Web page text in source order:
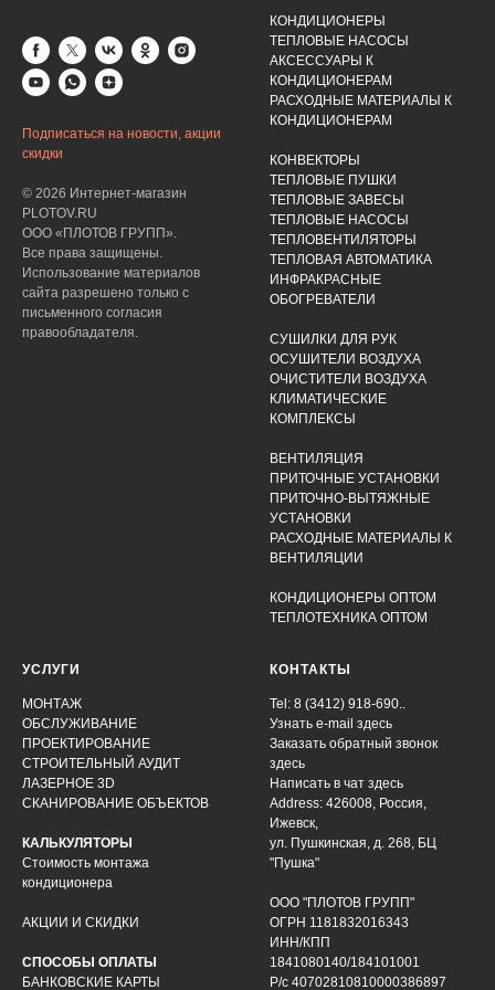
Подписаться на новости, акции
скидки
© 2026 Интернет-магазин
PLOTOV.RU
ООО «ПЛОТОВ ГРУПП».
Все права защищены.
Использование материалов
сайта разрешено только с
письменного согласия
правообладателя.
КОНДИЦИОНЕРЫ
ТЕПЛОВЫЕ НАСОСЫ
АКСЕССУАРЫ К
КОНДИЦИОНЕРАМ
РАСХОДНЫЕ МАТЕРИАЛЫ К
КОНДИЦИОНЕРАМ
КОНВЕКТОРЫ
ТЕПЛОВЫЕ ПУШКИ
ТЕПЛОВЫЕ ЗАВЕСЫ
ТЕПЛОВЫЕ НАСОСЫ
ТЕПЛОВЕНТИЛЯТОРЫ
ТЕПЛОВАЯ АВТОМАТИКА
ИНФРАКРАСНЫЕ
ОБОГРЕВАТЕЛИ
СУШИЛКИ ДЛЯ РУК
ОСУШИТЕЛИ ВОЗДУХА
ОЧИСТИТЕЛИ ВОЗДУХА
КЛИМАТИЧЕСКИЕ
КОМПЛЕКСЫ
ВЕНТИЛЯЦИЯ
ПРИТОЧНЫЕ УСТАНОВКИ
ПРИТОЧНО-ВЫТЯЖНЫЕ
УСТАНОВКИ
РАСХОДНЫЕ МАТЕРИАЛЫ К
ВЕНТИЛЯЦИИ
КОНДИЦИОНЕРЫ ОПТОМ
ТЕПЛОТЕХНИКА ОПТОМ
УСЛУГИ
МОНТАЖ
ОБСЛУЖИВАНИЕ
ПРОЕКТИРОВАНИЕ
СТРОИТЕЛЬНЫЙ АУДИТ
ЛАЗЕРНОЕ 3D
СКАНИРОВАНИЕ ОБЪЕКТОВ
КАЛЬКУЛЯТОРЫ
Стоимость монтажа
кондиционера
АКЦИИ И СКИДКИ
СПОСОБЫ ОПЛАТЫ
БАНКОВСКИЕ КАРТЫ
КОНТАКТЫ
Tel: 8 (3412) 918-690..
Узнать e-mail здесь
Заказать обратный звонок
здесь
Написать в чат здесь
Address: 426008, Россия,
Ижевск,
ул. Пушкинская, д. 268, БЦ
"Пушка"
ООО "ПЛОТОВ ГРУПП"
ОГРН 1181832016343
ИНН/КПП
1841080140/184101001
Р/с 40702810810000386897